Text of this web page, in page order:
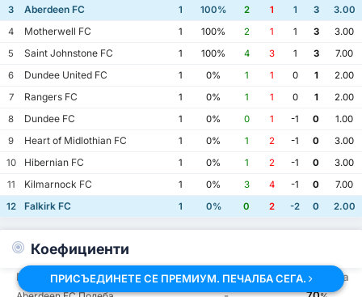
3
Aberdeen FC 1 100% 2 1 1 3
3.00
4
Motherwell FC 1 100% 2 1 1 3
3.00
5
Saint Johnstone FC 1 100% 4 3 1 3
7.00
6
Dundee United FC 1 0% 1 1 0 1
2.00
7
Rangers FC 1 0% 1 1 0 1
2.00
8
Dundee FC 1 0% 0 1 -1 0
1.00
9
Heart of Midlothian FC 1 0% 1 2 -1 0
3.00
10
Hibernian FC 1 0% 1 2 -1 0
3.00
11
Kilmarnock FC 1 0% 3 4 -1 0
7.00
12
Falkirk FC 1 0% 0 2 -2 0 2.00
Коефициенти
Пазар Коефициенти Статистика
ПРИСЪЕДИНЕТЕ СЕ ПРЕМИУМ. ПЕЧАЛБА СЕГА.